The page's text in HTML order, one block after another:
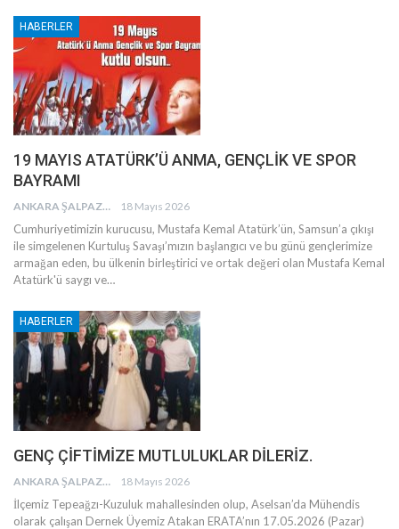
HABERLER
19 MAYIS ATATÜRK’Ü ANMA, GENÇLİK VE SPOR
BAYRAMI
ANKARA ŞALPAZARI AĞASARLILAR EĞITIM KÜLTÜR VE DAYANIŞMA DERNEĞI 18 Mayıs 2026
Cumhuriyetimizin kurucusu, Mustafa Kemal Atatürk’ün, Samsun’a çıkışı
ile simgelenen Kurtuluş Savaşı’mızın başlangıcı ve bu günü gençlerimize
armağan eden, bu ülkenin birleştirici ve ortak değeri olan Mustafa Kemal
Atatürk'ü saygı ve…
HABERLER
GENÇ ÇİFTİMİZE MUTLULUKLAR DİLERİZ.
ANKARA ŞALPAZARI AĞASARLILAR EĞITIM KÜLTÜR VE DAYANIŞMA DERNEĞI 18 Mayıs 2026
İlçemiz Tepeağzı-Kuzuluk mahallesinden olup, Aselsan’da Mühendis
olarak çalışan Dernek Üyemiz Atakan ERATA’nın 17.05.2026 (Pazar)